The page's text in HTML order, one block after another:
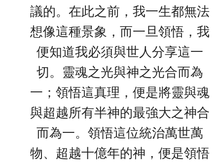
議的。在此之前，我一生都無法
想像這種景象，而一旦領悟，我
便知道我必須與世人分享這一
切。靈魂之光與神之光合而為
一；領悟這真理，便是將靈與魂
與超越所有半神的最強大之神合
而為一。領悟這位統治萬世萬
物、超越十億年的神，便是領悟